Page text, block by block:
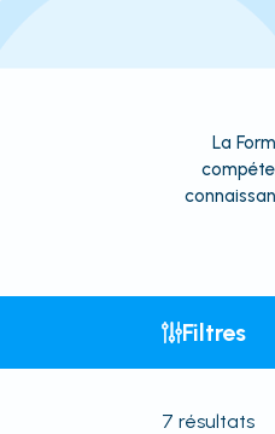
La
Filtres
7 résultats